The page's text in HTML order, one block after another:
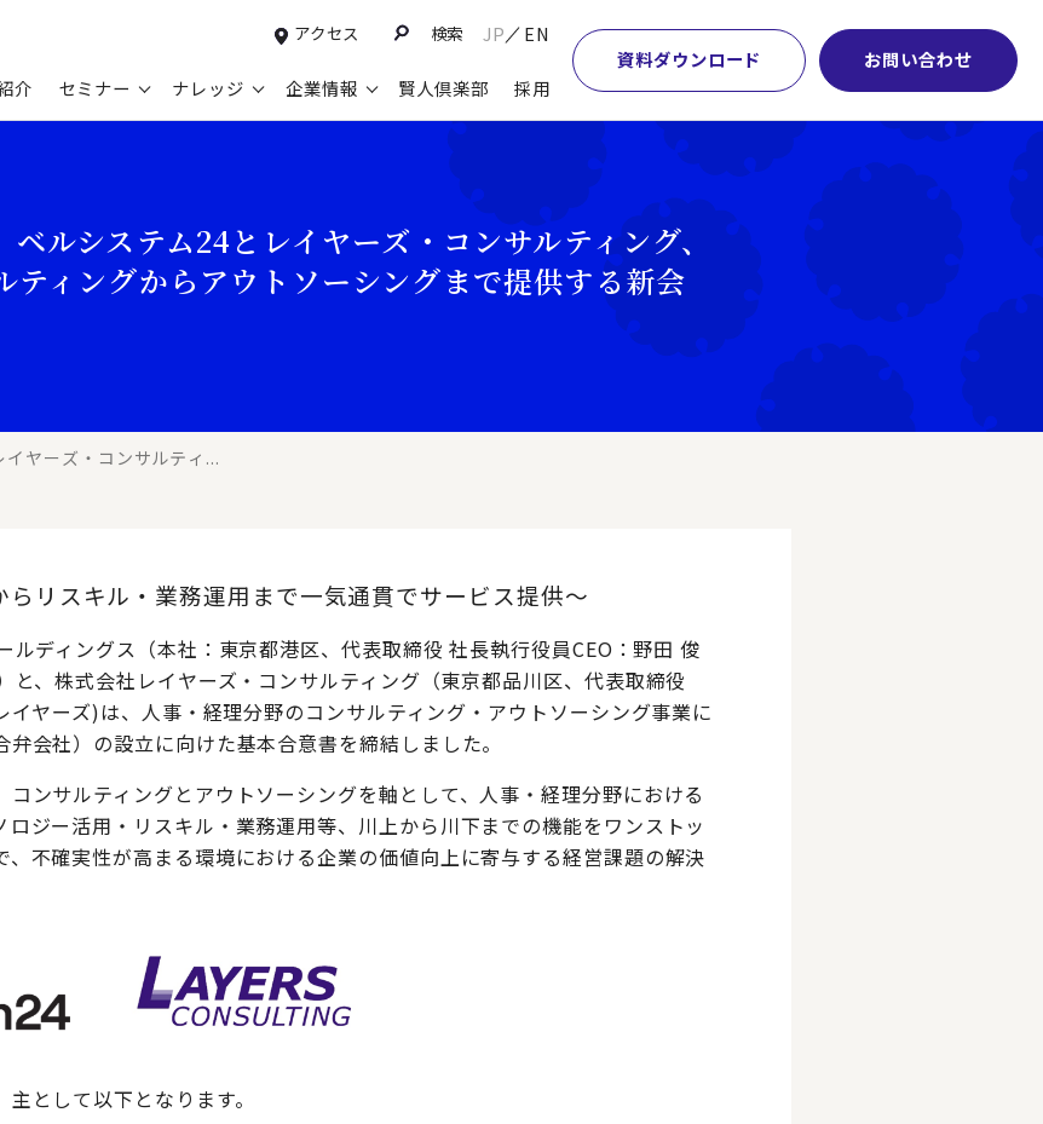
アクセス 検索 JP EN
介 セミナー ナレッジ 企業情報 賢人倶楽部 採用
資料ダウンロード お問い合わせ
新規事業開発・ビジネスモデル変革・
M&A支援
グループ・グローバル経営管理
本社・間接業務改革
サプライチェーンマネジメント
物流改革
ヒューマンリソースマネジメント
ビジネスプロセスアウトソーシング
配信中のセミナーアーカイブ
経営企画・事業戦略
IT・デジタル
営業・マーケティング
設計・開発・生産・調達
【特集】会計システム刷新
【特集】CFO革新
【特集】FP＆Aへの旅
【特集】ポスト2027年の基幹システム
【特集】ユーザー主導のERP導入
トップメッセージ
顧問紹介
学術顧問紹介
DE&I推進の取り組み
グループ会社
グローバルネットワーク
パートナーシップ
メディア掲載
ベルシステム24とレイヤーズ・コンサルティング、
ティングからアウトソーシングまで提供する新会
イヤーズ・コンサルティ...
リスキル・業務運用まで一気通貫でサービス提供～
ルディングス（本社：東京都港区、代表取締役 社長執行役員CEO：野田 俊
と、株式会社レイヤーズ・コンサルティング（東京都品川区、代表取締役
ヤーズ)は、人事・経理分野のコンサルティング・アウトソーシング事業に
会社）の設立に向けた基本合意書を締結しました。
ンサルティングとアウトソーシングを軸として、人事・経理分野における
ジー活用・リスキル・業務運用等、川上から川下までの機能をワンストッ
、不確実性が高まる環境における企業の価値向上に寄与する経営課題の解決
として以下となります。